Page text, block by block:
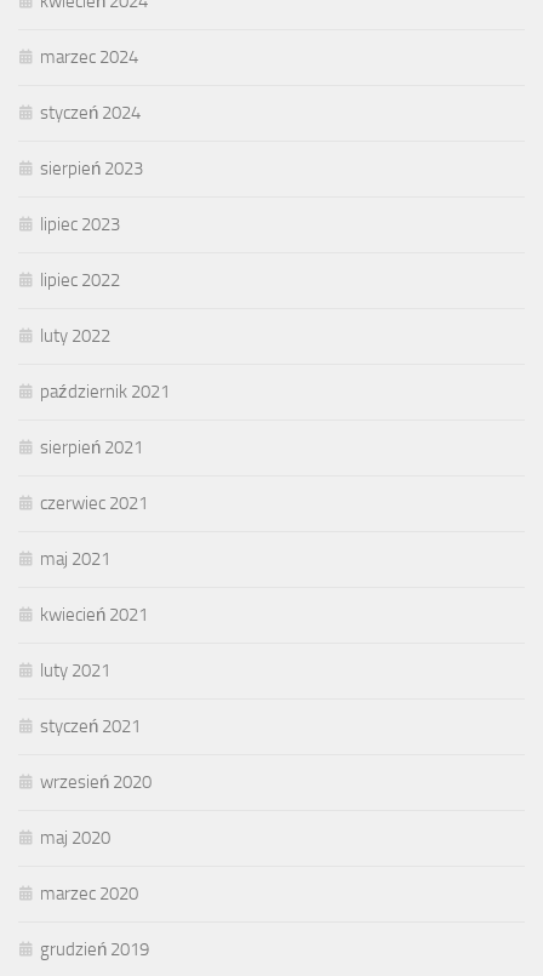
marzec 2024
styczeń 2024
sierpień 2023
lipiec 2023
lipiec 2022
luty 2022
październik 2021
sierpień 2021
czerwiec 2021
maj 2021
kwiecień 2021
luty 2021
styczeń 2021
wrzesień 2020
maj 2020
marzec 2020
grudzień 2019